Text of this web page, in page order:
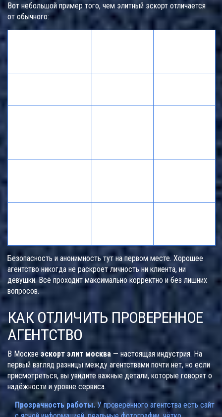
Вот небольшой пример того, чем элитный эскорт отличается
от обычного:
Безопасность и анонимность тут на первом месте. Хорошее
агентство никогда не раскроет личность ни клиента, ни
девушки. Всё проходит максимально корректно и без лишних
вопросов.
КАК ОТЛИЧИТЬ ПРОВЕРЕННОЕ
АГЕНТСТВО
В Москве эскорт элит москва — настоящая индустрия. На
первый взгляд разницы между агентствами почти нет, но если
присмотреться, вы увидите важные детали, которые говорят о
надёжности и уровне сервиса.
Прозрачность работы. У проверенного агентства есть сайт